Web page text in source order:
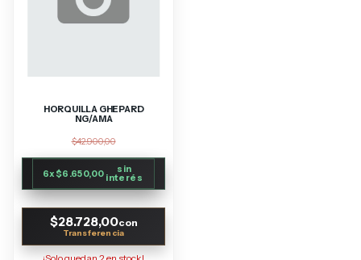
HORQUILLA GHEPARD
NG/AMA
$42.900,00
6x$6.650,00 sin
interés
$28.728,00con